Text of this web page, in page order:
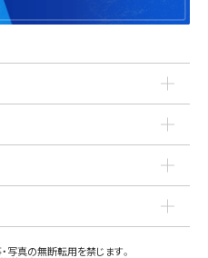
写真の無断転用を禁じます。